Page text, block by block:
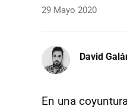
29 Mayo 2020
David
En una